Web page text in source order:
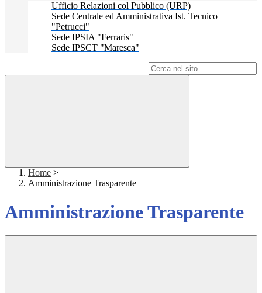
Ufficio Relazioni col Pubblico (URP)
Sede Centrale ed Amministrativa Ist. Tecnico
"Petrucci"
Sede IPSIA "Ferraris"
Sede IPSCT "Maresca"
Home >
Amministrazione Trasparente
Amministrazione Trasparente